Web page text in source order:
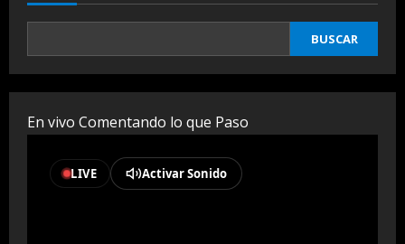
BUSCAR
En vivo Comentando lo que Paso